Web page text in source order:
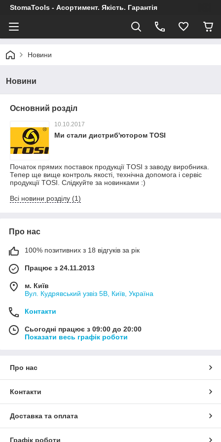
StomaTools - Асортимент. Якість. Гарантія
Новини
Новини
Основний розділ
10.10.2017
Ми стали дистриб'ютором TOSI
Початок прямих поставок продукції TOSI з заводу виробника.
Тепер ще вище контроль якості, технічна допомога і сервіс
продукції TOSI. Слідкуйте за новинками :)
Всі новини розділу (1)
Про нас
100% позитивних з 18 відгуків за рік
Працює з 24.11.2013
м. Київ
Вул. Кудрявський узвіз 5В, Київ, Україна
Контакти
Сьогодні працює з 09:00 до 20:00
Показати весь графік роботи
Про нас
Контакти
Доставка та оплата
Графік роботи